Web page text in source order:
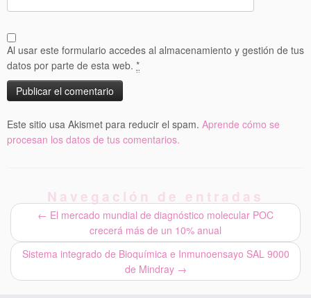
Al usar este formulario accedes al almacenamiento y gestión de tus
datos por parte de esta web. *
Este sitio usa Akismet para reducir el spam. Aprende cómo se
procesan los datos de tus comentarios.
Navegación de entradas
← El mercado mundial de diagnóstico molecular POC
crecerá más de un 10% anual
Sistema integrado de Bioquímica e Inmunoensayo SAL 9000
de Mindray →